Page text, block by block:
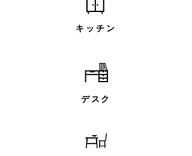
キッチン
デスク